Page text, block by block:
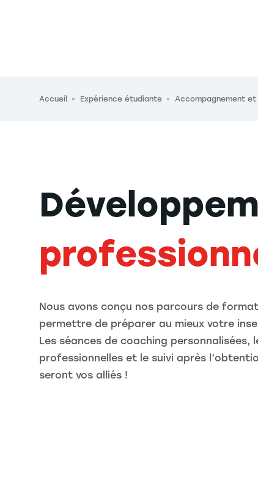
Fil d'Ariane
Accueil Expérience étudiante Accompagnement
Nous avons conçu nos parcours de
permettre de préparer au mieux votre
Les séances de coaching personnalisées,
professionnelles et le suivi après
seront vos alliés !